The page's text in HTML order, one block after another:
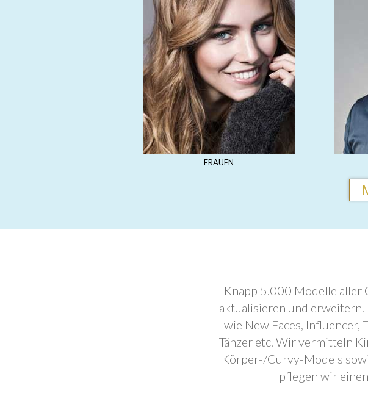
FRAUEN
Knapp 5.000 Modelle aller
aktualisieren und
wie New Faces, Influencer,
Tänzer etc. Wir vermitteln
Körper-/Curvy-Models
pflegen wir